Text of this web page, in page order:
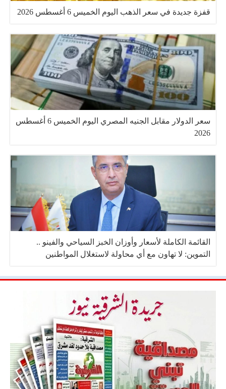
قفزة جديدة في سعر الذهب اليوم الخميس 6 أغسطس 2026
سعر الدولار مقابل الجنيه المصري اليوم الخميس 6 أغسطس
2026
القائمة الكاملة لأسعار وأوزان الخبز السياحي والفينو ..
التموين: لا تهاون مع أي محاولة لاستغلال المواطنين